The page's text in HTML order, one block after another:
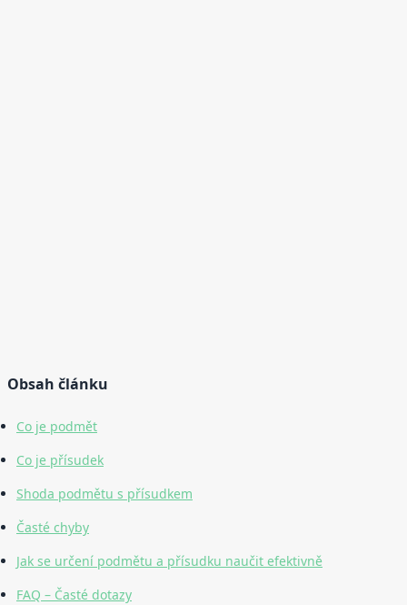
Obsah článku
Co je podmět
Co je přísudek
Shoda podmětu s přísudkem
Časté chyby
Jak se určení podmětu a přísudku naučit efektivně
FAQ – Časté dotazy